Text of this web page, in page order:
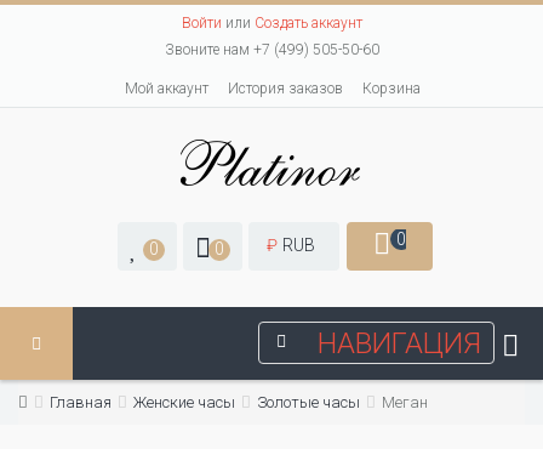
Войти или Создать аккаунт
Звоните нам +7 (499) 505-50-60
Мой аккаунт История заказов Корзина
0 0 ₽ RUB 0
НАВИГАЦИЯ
Главная Женские часы Золотые часы Меган